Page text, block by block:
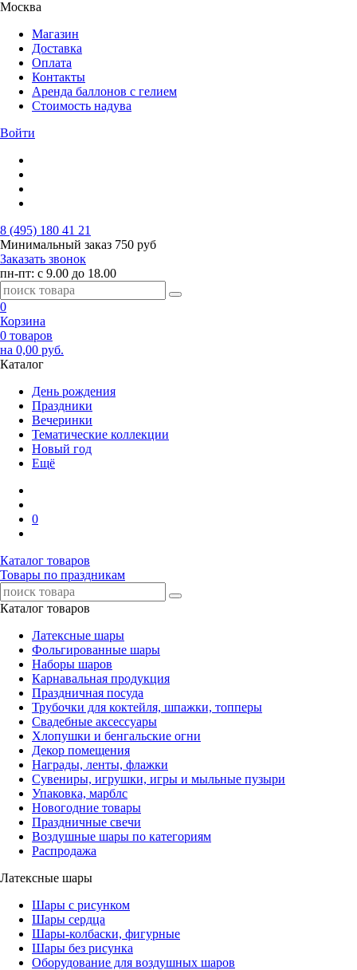
Москва
Магазин
Доставка
Оплата
Контакты
Аренда баллонов с гелием
Стоимость надува
Войти
8 (495) 180 41 21
Минимальный заказ 750 руб
Заказать звонок
пн-пт: с 9.00 до 18.00
0
Корзина
0 товаров
на 0,00 руб.
Каталог
День рождения
Праздники
Вечеринки
Тематические коллекции
Новый год
Ещё
0
Каталог товаров
Товары по праздникам
Каталог товаров
Латексные шары
Фольгированные шары
Наборы шаров
Карнавальная продукция
Праздничная посуда
Трубочки для коктейля, шпажки, топперы
Свадебные аксессуары
Хлопушки и бенгальские огни
Декор помещения
Награды, ленты, флажки
Сувениры, игрушки, игры и мыльные пузыри
Упаковка, марблс
Новогодние товары
Праздничные свечи
Воздушные шары по категориям
Распродажа
Латексные шары
Шары с рисунком
Шары сердца
Шары-колбаски, фигурные
Шары без рисунка
Оборудование для воздушных шаров